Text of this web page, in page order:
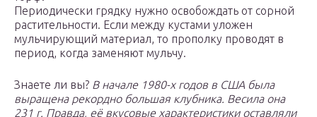
Периодически грядку нужно освобождать от сорной
растительности. Если между кустами уложен
мульчирующий материал, то прополку проводят в
период, когда заменяют мульчу.
Знаете ли вы? В начале 1980-х годов в США была
выращена рекордно большая клубника. Весила она
231 г. Правда, её вкусовые характеристики оставляли